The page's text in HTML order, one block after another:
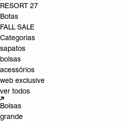
RESORT 27
Botas
FALL SALE
Categorias
sapatos
bolsas
acessórios
web exclusive
ver todos
Bolsas
grande